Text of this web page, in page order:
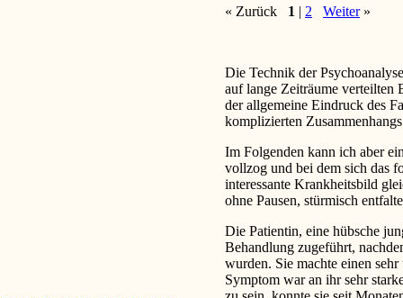
« Zurück 1 | 2 Weiter»
Die Technik der
auf lange Zeiträume verteilten
der allgemeine Eindruck des
komplizierten
Im Folgenden kann ich aber
vollzog und bei dem sich das
interessante Krankheitsbild
ohne Pausen, stürmisch
Die Patientin, eine hübsche
Behandlung zugeführt,
wurden. Sie machte einen
Symptom war an ihr sehr